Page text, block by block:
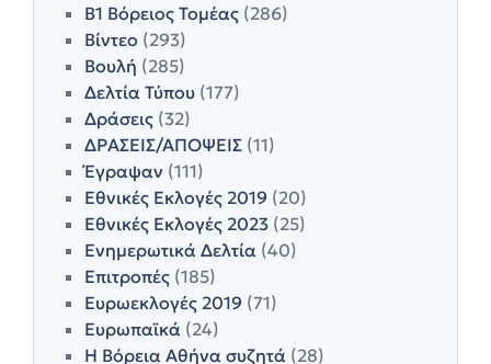
Β1 Βόρειος Τομέας (286)
Βίντεο (293)
Βουλή (285)
Δελτία Τύπου (177)
Δράσεις (32)
ΔΡΑΣΕΙΣ/ΑΠΟΨΕΙΣ (11)
Έγραψαν (111)
Εθνικές Εκλογές 2019 (20)
Εθνικές Εκλογές 2023 (25)
Ενημερωτικά Δελτία (40)
Επιτροπές (185)
Ευρωεκλογές 2019 (71)
Ευρωπαϊκά (24)
Η Βόρεια Αθήνα συζητά (28)